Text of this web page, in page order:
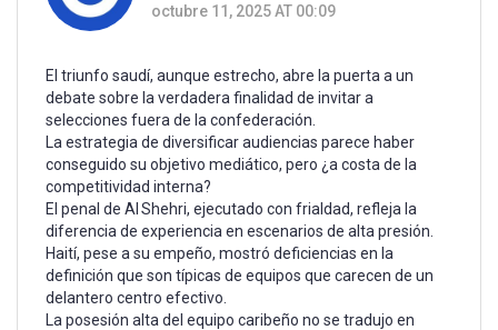
octubre 11, 2025 AT 00:09
El triunfo saudí, aunque estrecho, abre la puerta a un
debate sobre la verdadera finalidad de invitar a
selecciones fuera de la confederación.
La estrategia de diversificar audiencias parece haber
conseguido su objetivo mediático, pero ¿a costa de la
competitividad interna?
El penal de Al Shehri, ejecutado con frialdad, refleja la
diferencia de experiencia en escenarios de alta presión.
Haití, pese a su empeño, mostró deficiencias en la
definición que son típicas de equipos que carecen de un
delantero centro efectivo.
La posesión alta del equipo caribeño no se tradujo en